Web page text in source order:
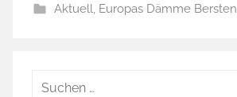
Aktuell Europas Dämme Bersten
Suchen